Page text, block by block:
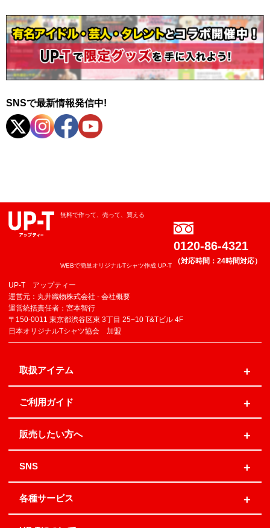
SNSで最新情報発信中!
無料で作って、売って、買える
WEBで簡単オリジナルTシャツ作成 UP-T
0120-86-4321
（対応時間：24時間対応）
UP-T アップティー
運営元：丸井織物株式会社 - 会社概要
運営統括責任者：宮本智行
〒150-0011 東京都渋谷区東 3丁目 25−10 T&Tビル 4F
日本オリジナルTシャツ協会 加盟
取扱アイテム
ご利用ガイド
販売したい方へ
SNS
各種サービス